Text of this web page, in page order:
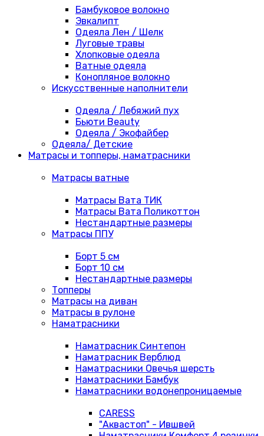
Бамбуковое волокно
Эвкалипт
Одеяла Лен / Шелк
Луговые травы
Хлопковые одеяла
Ватные одеяла
Конопляное волокно
Искусственные наполнители
Одеяла / Лебяжий пух
Бьюти Beauty
Одеяла / Экофайбер
Одеяла/ Детские
Матрасы и топперы, наматрасники
Матрасы ватные
Матрасы Вата ТИК
Матрасы Вата Поликоттон
Нестандартные размеры
Матрасы ППУ
Борт 5 см
Борт 10 см
Нестандартные размеры
Топперы
Матрасы на диван
Матрасы в рулоне
Наматрасники
Наматрасник Синтепон
Наматрасник Верблюд
Наматрасники Овечья шерсть
Наматрасники Бамбук
Наматрасники водонепроницаемые
CARESS
"Аквастоп" - Ившвей